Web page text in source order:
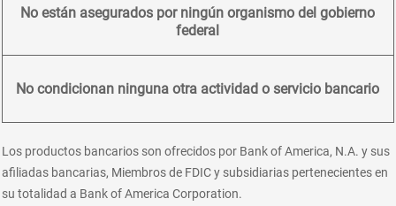
No están asegurados por ningún organismo del gobierno
federal
No condicionan ninguna otra actividad o servicio bancario
Los productos bancarios son ofrecidos por Bank of America, N.A. y sus
afiliadas bancarias, Miembros de FDIC y subsidiarias pertenecientes en
su totalidad a Bank of America Corporation.